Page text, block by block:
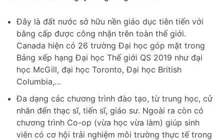
Đây là đất nước sở hữu nền giáo dục tiên tiến với
bằng cấp được công nhận trên toàn thế giới.
Canada hiện có 26 trường Đại học góp mặt trong
Bảng xếp hạng Đại học Thế giới QS 2019 như đại
học McGill, đại học Toronto, Đại học British
Columbia,…
Đa dạng các chương trình đào tạo, từ trung học, cử
nhân đến thạc sĩ, tiến sĩ, giáo sư. Ngoài ra còn có
chương trình Co-op (vừa học vừa làm) giúp sinh
viên có cơ hội trải nghiệm môi trường thực tế trong